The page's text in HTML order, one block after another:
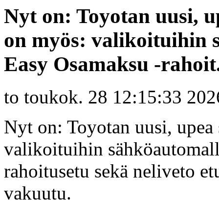
Nyt on: Toyotan uusi,
on myös: valikoituihin
Easy Osamaksu -
to toukok. 28 12:15:33
Nyt on: Toyotan uusi,
valikoituihin
rahoitusetu sekä neliveto
vakuutu.